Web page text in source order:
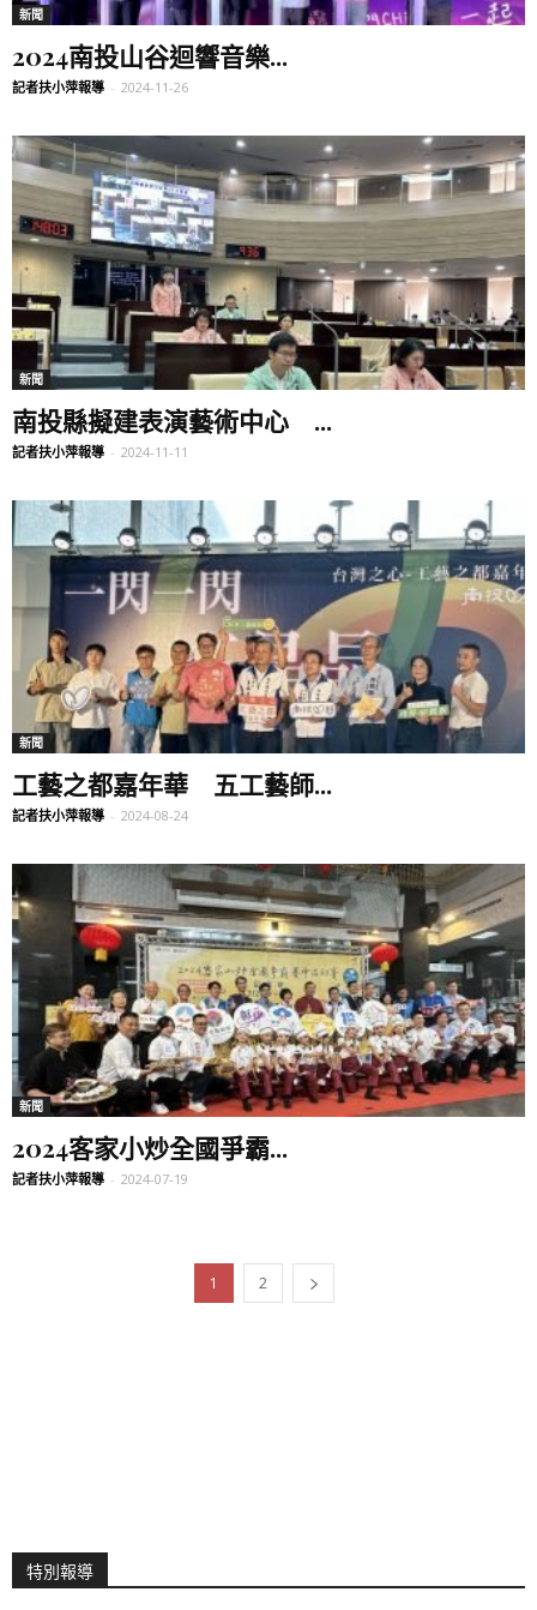
新聞
2024南投山谷迴響音樂...
記者扶小萍報導 - 2024-11-26
新聞
南投縣擬建表演藝術中心 ...
記者扶小萍報導 - 2024-11-11
新聞
工藝之都嘉年華 五工藝師...
記者扶小萍報導 - 2024-08-24
新聞
2024客家小炒全國爭霸...
記者扶小萍報導 - 2024-07-19
1 2
特別報導